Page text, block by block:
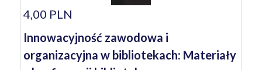
4,00 PLN
Innowacyjność zawodowa i
organizacyjna w bibliotekach: Materiały